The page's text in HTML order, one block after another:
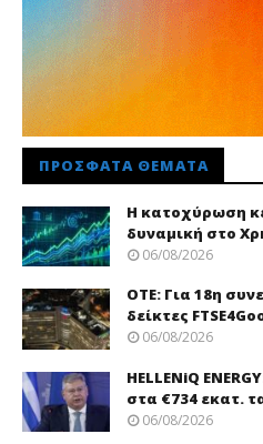
ΠΡΌΣΦΑΤΑ ΘΈΜΑΤΑ
Η κατοχύρωση
δυναμική στο
06/08/2026
ΟΤΕ: Για 18η
δείκτες
06/08/2026
HELLENiQ
στα €734 εκατ.
06/08/2026